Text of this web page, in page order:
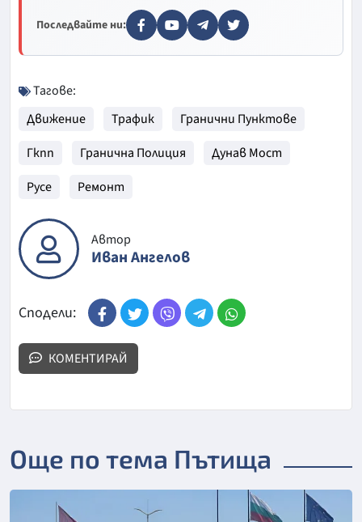
Последвайте ни:
Тагове:
Движение
Трафик
Гранични Пунктове
Гкпп
Гранична Полиция
Дунав Мост
Русе
Ремонт
Автор
Иван Ангелов
Сподели:
КОМЕНТИРАЙ
Още по тема Пътища